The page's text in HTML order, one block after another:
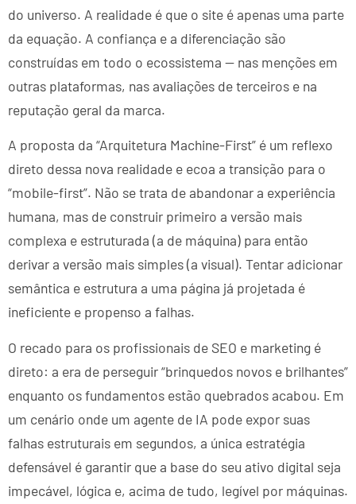
do universo. A realidade é que o site é apenas uma parte
da equação. A confiança e a diferenciação são
construídas em todo o ecossistema — nas menções em
outras plataformas, nas avaliações de terceiros e na
reputação geral da marca.
A proposta da “Arquitetura Machine-First” é um reflexo
direto dessa nova realidade e ecoa a transição para o
“mobile-first”. Não se trata de abandonar a experiência
humana, mas de construir primeiro a versão mais
complexa e estruturada (a de máquina) para então
derivar a versão mais simples (a visual). Tentar adicionar
semântica e estrutura a uma página já projetada é
ineficiente e propenso a falhas.
O recado para os profissionais de SEO e marketing é
direto: a era de perseguir “brinquedos novos e brilhantes”
enquanto os fundamentos estão quebrados acabou. Em
um cenário onde um agente de IA pode expor suas
falhas estruturais em segundos, a única estratégia
defensável é garantir que a base do seu ativo digital seja
impecável, lógica e, acima de tudo, legível por máquinas.